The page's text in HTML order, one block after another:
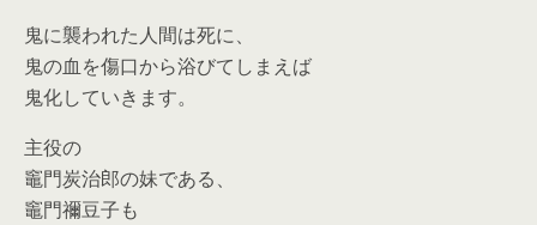
鬼に襲われた人間は死に、
鬼の血を傷口から浴びてしまえば
鬼化していきます。
主役の
竈門炭治郎の妹である、
竈門禰豆子も